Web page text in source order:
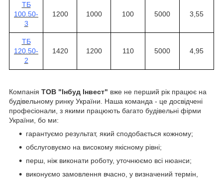
ТБ
100.50-
3
1200 1000 100 5000 3,55
ТБ
120.50-
2
1420 1200 110 5000 4,95
Компанія ТОВ "Інбуд Інвест" вже не перший рік працює на
будівельному ринку України. Наша команда - це досвідчені
професіонали, з якими працюють багато будівельні фірми
України, бо ми:
гарантуємо результат, який сподобається кожному;
обслуговуємо на високому якісному рівні;
перш, ніж виконати роботу, уточнюємо всі нюанси;
виконуємо замовлення вчасно, у визначений термін,